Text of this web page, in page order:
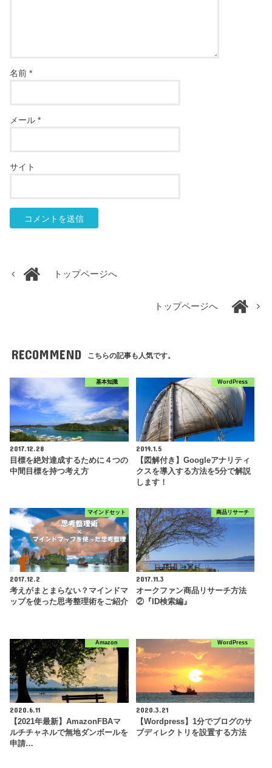
名前*
メール*
サイト
トップページへ
トップページへ
RECOMMEND こちらの記事も人気です。
基本知識
2017.12.28
目標を絶対達成するために４つの
中間目標を持つ考え方
WordPress
2019.1.5
【図解付き】Googleアナリティ
クスを導入する方法を5分で解説
します！
マインドセット
2017.12.2
考えがまとまらない？マインドマ
ップを使った思考整理術をご紹介
商品リサーチ
2017.11.3
オークファン商品リサーチ方法
②『ID検索編』
Amazon
2020.6.11
【2021年最新】AmazonFBAマ
ルチチャネルで無地ダンボールを
申請…
WordPress
2020.3.21
【Wordpress】1分でブログのサ
ブディレクトリを設置する方法